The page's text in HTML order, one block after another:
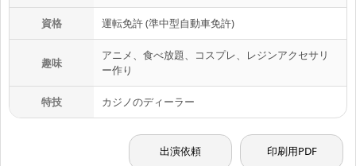
資格 運転免許 (準中型自動車免許)
趣味
アニメ、食べ放題、コスプレ、レジンアクセサリ
ー作り
特技 カジノのディーラー
出演依頼 印刷用PDF